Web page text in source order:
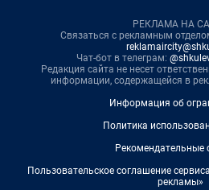
РЕКЛАМА НА
Связаться с рекламным
Чат-бот в телеграм:
Редакция сайта не несет
информации, содержащейся в
Информация об
Политика
Рекомендательные
Пользовательское соглашение
рекламы»